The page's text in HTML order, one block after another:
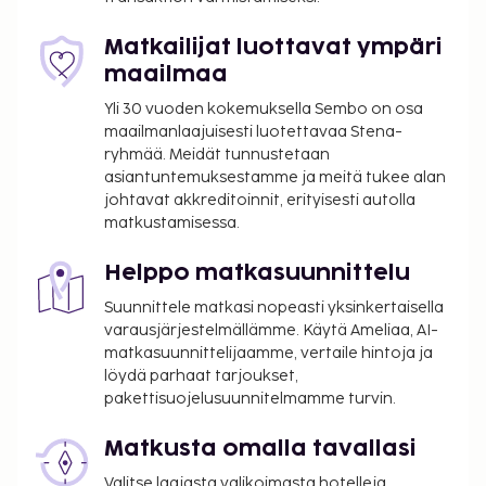
Rentoudu nauttimalla pari drinkkiä baarissa or
allasbaarissa. Maksullinen paikallinen keittiö
tarjotaan päivittäin klo 8.00–10.00.
suoritettavat maksut. Maksuihin saattaa sisältyä
sovellettavat verot:
Kaupunki perii kaupunkiveron, joka maksetaan
majoituspaikassa. Veron määrä riippuu
kaudesta, eikä sitä välttämättä peritä ympäri
vuoden. Muita poikkeuksia tai alennuksia
saatetaan soveltaa. Lisätietoja saat ottamalla
yhteyttä majoituspaikkaan
varausvahvistuksessa olevia tietoja käyttäen.
Kaupungin perimä vero: 1.11.–31.3. välisenä aikana
1.50 EUR per majoitustila per yö
aikana 5.00 EUR per majoitustila per yö
Matkailijat luottavat ympäri
maailmaa
Yli 30 vuoden kokemuksella Sembo on osa
maailmanlaajuisesti luotettavaa Stena-
ryhmää. Meidät tunnustetaan
asiantuntemuksestamme ja meitä tukee alan
johtavat akkreditoinnit, erityisesti autolla
matkustamisessa.
Helppo matkasuunnittelu
Suunnittele matkasi nopeasti yksinkertaisella
varausjärjestelmällämme. Käytä Ameliaa, AI-
matkasuunnittelijaamme, vertaile hintoja ja
löydä parhaat tarjoukset,
pakettisuojelusuunnitelmamme turvin.
Matkusta omalla tavallasi